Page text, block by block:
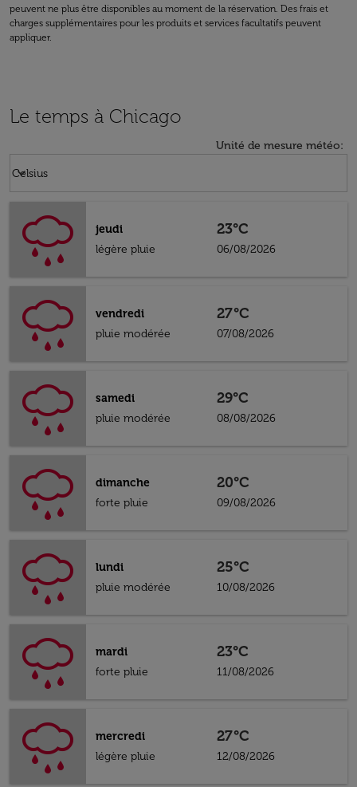
peuvent ne plus être disponibles au moment de la réservation. Des frais et
charges supplémentaires pour les produits et services facultatifs peuvent
appliquer.
Le temps à Chicago
Unité de mesure météo:
Celsius
keyboard_arrow_down
jeudi
légère pluie
23°C
06/08/2026
vendredi
pluie modérée
27°C
07/08/2026
samedi
pluie modérée
29°C
08/08/2026
dimanche
forte pluie
20°C
09/08/2026
lundi
pluie modérée
25°C
10/08/2026
mardi
forte pluie
23°C
11/08/2026
mercredi
légère pluie
27°C
12/08/2026